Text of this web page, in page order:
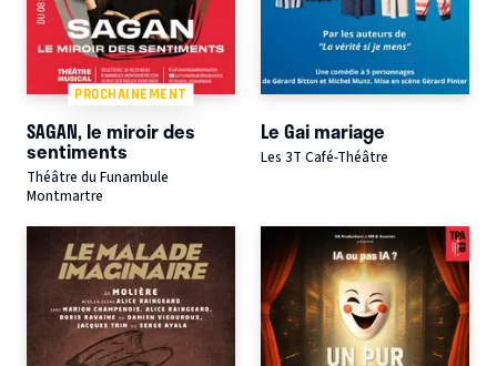
PROCHAINEMENT
SAGAN, le miroir des
sentiments
Théâtre du Funambule
Montmartre
Le Gai mariage
Les 3T Café-Théâtre